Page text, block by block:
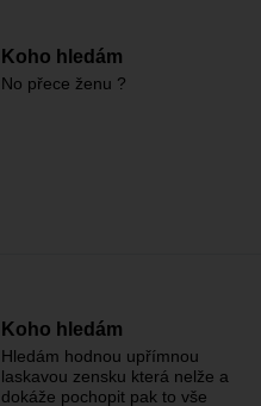
Koho hledám
No přece ženu ?
Koho hledám
Hledám hodnou upřímnou
laskavou zensku která nelže a
dokáže pochopit pak to vše